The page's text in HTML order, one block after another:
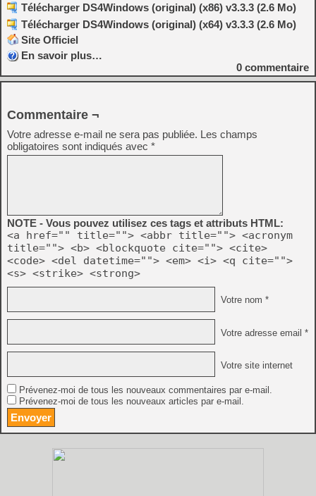
Télécharger DS4Windows (original) (x86) v3.3.3 (2.6 Mo)
Télécharger DS4Windows (original) (x64) v3.3.3 (2.6 Mo)
Site Officiel
En savoir plus…
0 commentaire
Commentaire ¬
Votre adresse e-mail ne sera pas publiée. Les champs
obligatoires sont indiqués avec *
NOTE - Vous pouvez utilisez ces tags et attributs HTML:
<a href="" title=""> <abbr title=""> <acronym
title=""> <b> <blockquote cite=""> <cite>
<code> <del datetime=""> <em> <i> <q cite="">
<s> <strike> <strong>
Votre nom *
Votre adresse email *
Votre site internet
Prévenez-moi de tous les nouveaux commentaires par e-mail.
Prévenez-moi de tous les nouveaux articles par e-mail.